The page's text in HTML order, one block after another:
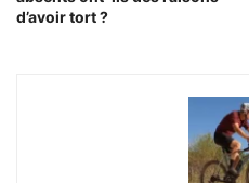
d’avoir tort ?